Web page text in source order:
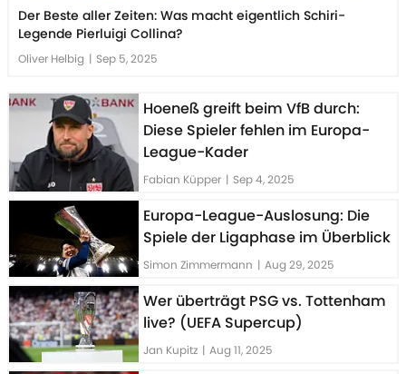
Der Beste aller Zeiten: Was macht eigentlich Schiri-
Legende Pierluigi Collina?
Oliver Helbig | Sep 5, 2025
Hoeneß greift beim VfB durch:
Diese Spieler fehlen im Europa-
League-Kader
Fabian Küpper | Sep 4, 2025
Europa-League-Auslosung: Die
Spiele der Ligaphase im Überblick
Simon Zimmermann | Aug 29, 2025
Wer überträgt PSG vs. Tottenham
live? (UEFA Supercup)
Jan Kupitz | Aug 11, 2025